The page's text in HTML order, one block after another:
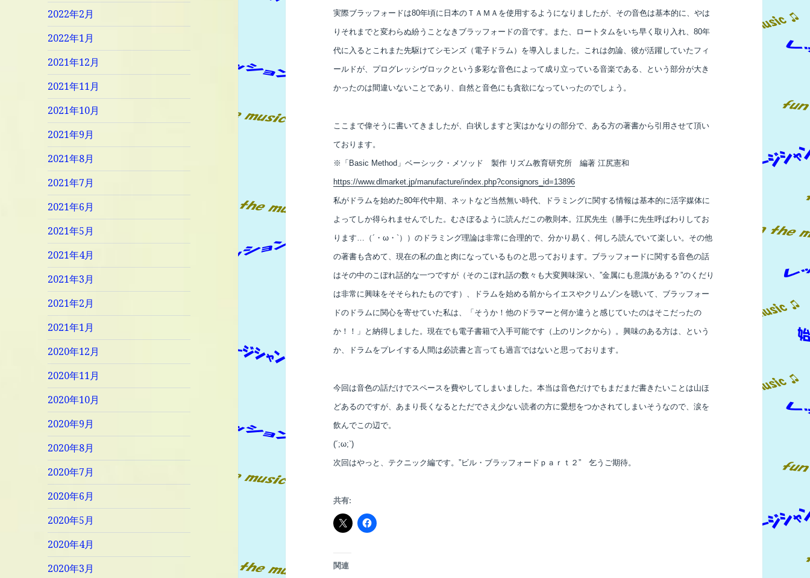
2022年2月
2022年1月
2021年12月
2021年11月
2021年10月
2021年9月
2021年8月
2021年7月
2021年6月
2021年5月
2021年4月
2021年3月
2021年2月
2021年1月
2020年12月
2020年11月
2020年10月
2020年9月
2020年8月
2020年7月
2020年6月
2020年5月
2020年4月
2020年3月
実際ブラッフォードは80年頃に日本のＴＡＭＡを使用するようになりましたが、その音色は基本的に、やは
りそれまでと変わらぬ紛うことなきブラッフォードの音です。また、ロートタムをいち早く取り入れ、80年
代に入るとこれまた先駆けてシモンズ（電子ドラム）を導入しました。これは勿論、彼が活躍していたフィ
ールドが、プログレッシヴロックという多彩な音色によって成り立っている音楽である、という部分が大き
かったのは間違いないことであり、自然と音色にも貪欲になっていったのでしょう。
ここまで偉そうに書いてきましたが、白状しますと実はかなりの部分で、ある方の著書から引用させて頂い
ております。
※「Basic Method」ベーシック・メソッド 製作 リズム教育研究所 編著 江尻憲和
https://www.dlmarket.jp/manufacture/index.php?consignors_id=13896
私がドラムを始めた80年代中期、ネットなど当然無い時代、ドラミングに関する情報は基本的に活字媒体に
よってしか得られませんでした。むさぼるように読んだこの教則本。江尻先生（勝手に先生呼ばわりしてお
ります…（´・ω・`））のドラミング理論は非常に合理的で、分かり易く、何しろ読んでいて楽しい。その他
の著書も含めて、現在の私の血と肉になっているものと思っております。ブラッフォードに関する音色の話
はその中のこぼれ話的な一つですが（そのこぼれ話の数々も大変興味深い、”金属にも意識がある？”のくだり
は非常に興味をそそられたものです）、ドラムを始める前からイエスやクリムゾンを聴いて、ブラッフォー
ドのドラムに関心を寄せていた私は、「そうか！他のドラマーと何か違うと感じていたのはそこだったの
か！！」と納得しました。現在でも電子書籍で入手可能です（上のリンクから）。興味のある方は、という
か、ドラムをプレイする人間は必読書と言っても過言ではないと思っております。
今回は音色の話だけでスペースを費やしてしまいました。本当は音色だけでもまだまだ書きたいことは山ほ
どあるのですが、あまり長くなるとただでさえ少ない読者の方に愛想をつかされて しまいそうなので、涙を
飲んでこの辺で。
(´;ω;`)
次回はやっと、テクニック編です。”ビル・ブラッフォードｐａｒｔ２” 乞うご期待。
共有:
関連